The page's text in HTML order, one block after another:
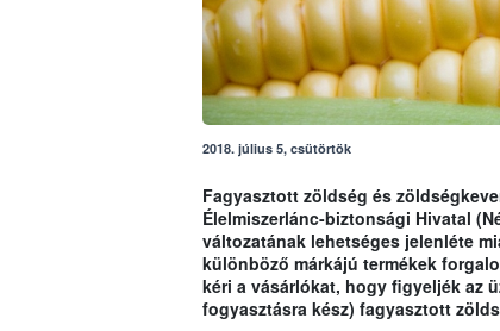
2018. július 5, csütörtök
Fagyasztott zöldség és
Élelmiszerlánc-biztonsági Hivatal
változatának lehetséges jelenléte
különböző márkájú termékek
kéri a vásárlókat, hogy figyeljék az
fogyasztásra kész) fagyasztott